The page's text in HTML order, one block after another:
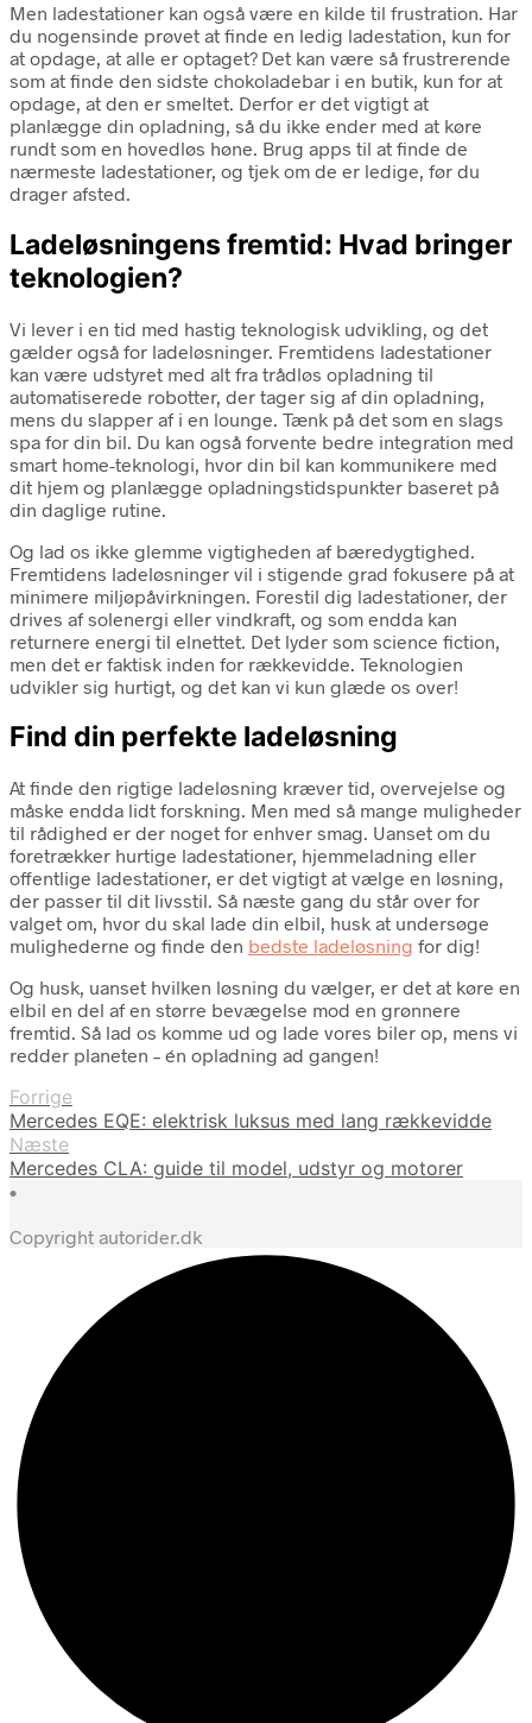
Men ladestationer kan også være en kilde til frustration. Har
du nogensinde prøvet at finde en ledig ladestation, kun for
at opdage, at alle er optaget? Det kan være så frustrerende
som at finde den sidste chokoladebar i en butik, kun for at
opdage, at den er smeltet. Derfor er det vigtigt at
planlægge din opladning, så du ikke ender med at køre
rundt som en hovedløs høne. Brug apps til at finde de
nærmeste ladestationer, og tjek om de er ledige, før du
drager afsted.
Ladeløsningens fremtid: Hvad bringer
teknologien?
Vi lever i en tid med hastig teknologisk udvikling, og det
gælder også for ladeløsninger. Fremtidens ladestationer
kan være udstyret med alt fra trådløs opladning til
automatiserede robotter, der tager sig af din opladning,
mens du slapper af i en lounge. Tænk på det som en slags
spa for din bil. Du kan også forvente bedre integration med
smart home-teknologi, hvor din bil kan kommunikere med
dit hjem og planlægge opladningstidspunkter baseret på
din daglige rutine.
Og lad os ikke glemme vigtigheden af bæredygtighed.
Fremtidens ladeløsninger vil i stigende grad fokusere på at
minimere miljøpåvirkningen. Forestil dig ladestationer, der
drives af solenergi eller vindkraft, og som endda kan
returnere energi til elnettet. Det lyder som science fiction,
men det er faktisk inden for rækkevidde. Teknologien
udvikler sig hurtigt, og det kan vi kun glæde os over!
Find din perfekte ladeløsning
At finde den rigtige ladeløsning kræver tid, overvejelse og
måske endda lidt forskning. Men med så mange muligheder
til rådighed er der noget for enhver smag. Uanset om du
foretrækker hurtige ladestationer, hjemmeladning eller
offentlige ladestationer, er det vigtigt at vælge en løsning,
der passer til dit livsstil. Så næste gang du står over for
valget om, hvor du skal lade din elbil, husk at undersøge
mulighederne og finde den bedste ladeløsning for dig!
Og husk, uanset hvilken løsning du vælger, er det at køre en
elbil en del af en større bevægelse mod en grønnere
fremtid. Så lad os komme ud og lade vores biler op, mens vi
redder planeten – én opladning ad gangen!
Forrige
Mercedes EQE: elektrisk luksus med lang rækkevidde
Næste
Mercedes CLA: guide til model, udstyr og motorer
•
Copyright autorider.dk